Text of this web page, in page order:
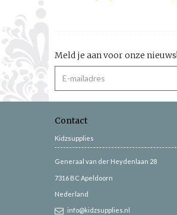
Meld je aan voor onze
Contact
Kidzsupplies
Generaal van der Heydenlaan 28
7316 BC Apeldoorn
Nederland
info@kidzsupplies.nl